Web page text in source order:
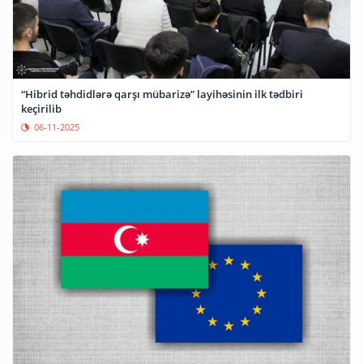
“Hibrid təhdidlərə qarşı mübarizə” layihəsinin ilk tədbiri
keçirilib
06-11-2025